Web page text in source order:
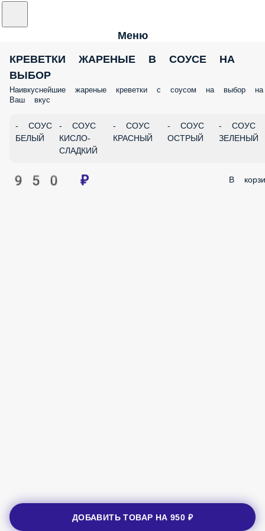
Меню
КРЕВЕТКИ ЖАРЕНЫЕ В СОУСЕ НА
ВЫБОР
Наивкуснейшие жареные креветки с соусом на выбор на
Ваш вкус
- СОУС
БЕЛЫЙ
- СОУС
КИСЛО-
СЛАДКИЙ
- СОУС
КРАСНЫЙ
- СОУС
ОСТРЫЙ
- СОУС
ЗЕЛЕНЫЙ
950 ₽ В
ДОБАВИТЬ ТОВАР НА950 ₽